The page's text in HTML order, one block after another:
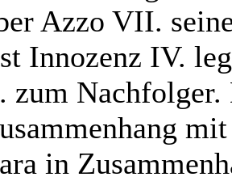
Azzo VII.
Innozenz IV.
zum Nachfolger.
in